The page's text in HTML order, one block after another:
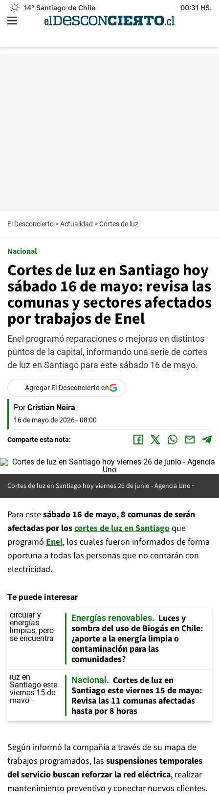
14° Santiago de Chile 00:31 HS.
El Desconcierto >Actualidad >Cortes de luz
Nacional
Cortes de luz en Santiago hoy
sábado 16 de mayo: revisa las
comunas y sectores afectados
por trabajos de Enel
Enel programó reparaciones o mejoras en distintos
puntos de la capital, informando una serie de cortes
de luz en Santiago para este sábado 16 de mayo.
Agregar El Desconcierto en
Por Cristian Neira
16 de mayo de 2026 - 08:00
Comparte esta nota:
Cortes de luz en Santiago hoy viernes 26 de junio -Agencia Uno
Para estesábado 16 de mayo, 8 comunas de serán
afectadas por loscortes de luz en Santiagoque
programó Enel, los cuales fueron informados de forma
oportuna a todas las personas que no contarán con
electricidad.
Te puede interesar
Energías renovables
Luces y
sombra del uso de Biogás en Chile:
¿aporte a la energía limpia o
contaminación para las
comunidades?
Nacional
Cortes de luz en
Santiago este viernes 15 de mayo:
Revisa las 11 comunas afectadas
hasta por 8 horas
Según informó la compañía a través de su mapa de
trabajos programados, las suspensiones temporales
del servicio buscan reforzar la red eléctrica, realizar
mantenimiento preventivo y conectar nuevos clientes.